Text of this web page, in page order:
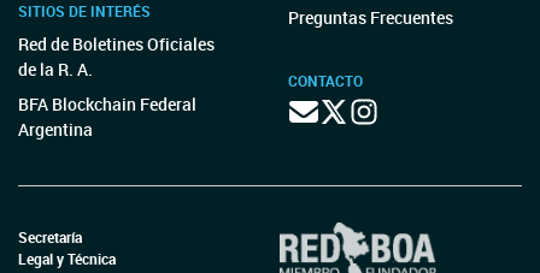
SITIOS DE INTERÉS
Red de Boletines Oficiales
de la R. A.
BFA Blockchain Federal
Argentina
Preguntas Frecuentes
CONTACTO
Secretaría
Legal y Técnica